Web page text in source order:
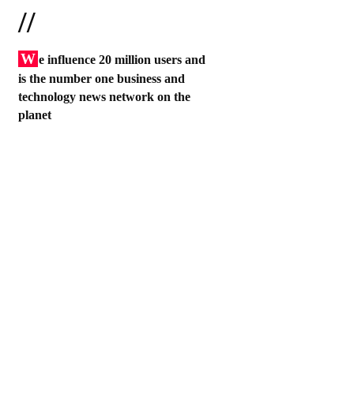
//
W e influence 20 million users and
is the number one business and
technology news network on the
planet